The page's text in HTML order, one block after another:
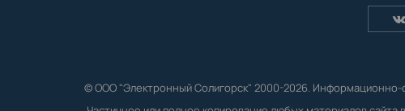
© ООО "Электронный Солигорск" 2000-2026. Информационно-